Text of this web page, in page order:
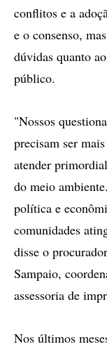
conflitos e a
e o consenso,
dúvidas quanto
público.
"Nossos
precisam ser
atender
do meio
política e
comunidades
disse o
Sampaio,
assessoria de
Nos últimos